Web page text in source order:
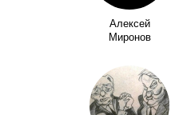
Алексей
Миронов